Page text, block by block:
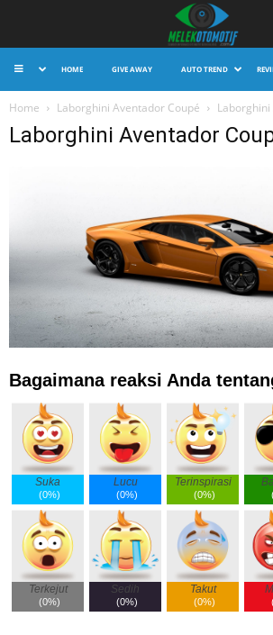
HOME GIVE AWAY AUTO TREND
Home Laborghini Aventador Coupé
Laborghini Aventador
Bagaimana reaksi Anda
Suka
(0%)
Lucu
(0%)
Terinspirasi
(0%)
Terkejut
(0%)
Sedih
(0%)
Takut
(0%)